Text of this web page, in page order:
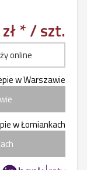
*/ szt.
online
w Warszawie
w Łomiankach